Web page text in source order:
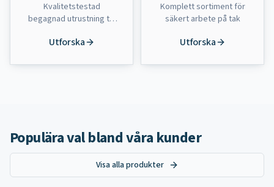
Kvalitetstestad
begagnad utrustning till
Utforska
Komplett sortiment för
säkert arbete på tak
Utforska
Populära val bland våra kunder
Visa alla produkter